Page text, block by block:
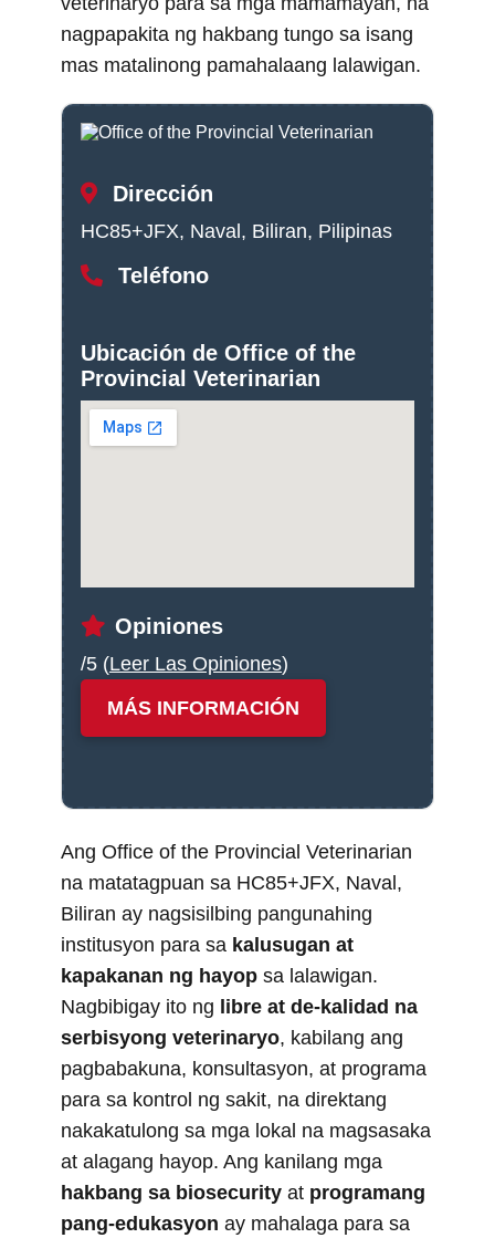
nagpapakita ng hakbang tungo sa isang
mas matalinong pamahalaang lalawigan.
Dirección
HC85+JFX, Naval, Biliran, Pilipinas
Teléfono
Ubicación de Office of the
Provincial Veterinarian
Opiniones
/5 (Leer Las Opiniones)
MÁS INFORMACIÓN
Ang Office of the Provincial Veterinarian
na matatagpuan sa HC85+JFX, Naval,
Biliran ay nagsisilbing pangunahing
institusyon para sa kalusugan at
kapakanan ng hayop sa lalawigan.
Nagbibigay ito ng libre at de-kalidad na
serbisyong veterinaryo, kabilang ang
pagbabakuna, konsultasyon, at programa
para sa kontrol ng sakit, na direktang
nakakatulong sa mga lokal na magsasaka
at alagang hayop. Ang kanilang mga
hakbang sa biosecurity at programang
pang-edukasyon ay mahalaga para sa